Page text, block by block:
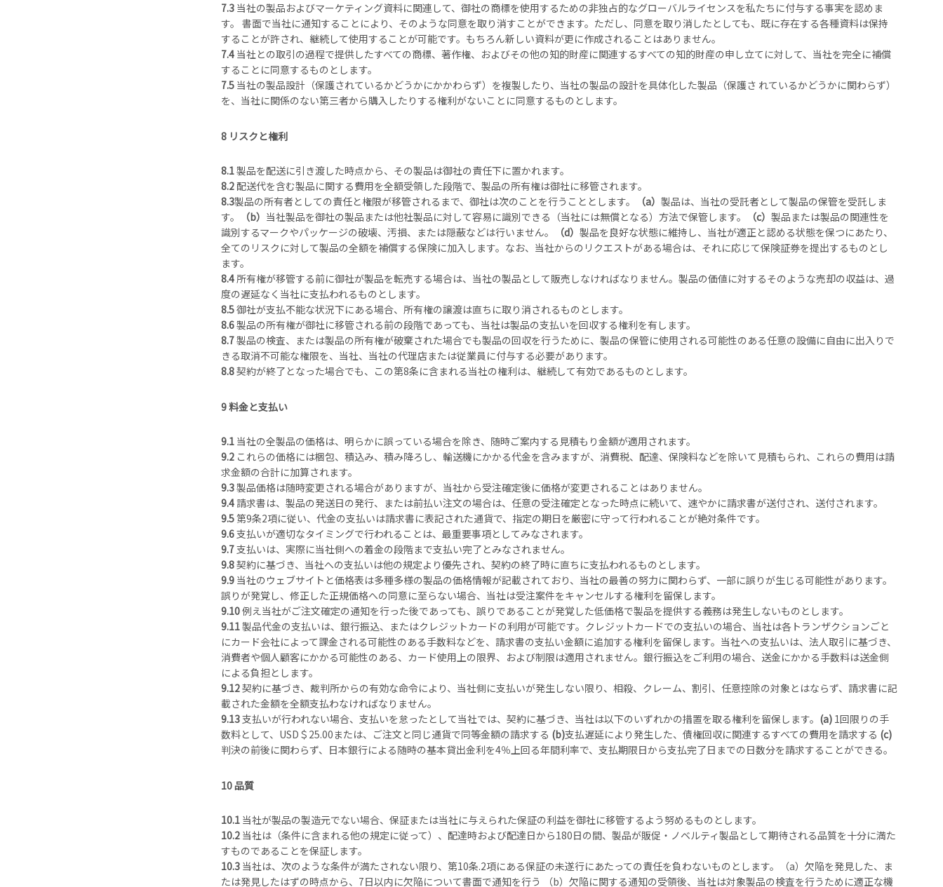
7.3 当社の製品およびマーケティング資料に関連して、御社の商標を使用するための非独占的なグローバルライセンスを私たちに付与する事実を認めま
す。 書面で当社に通知することにより、そのような同意を取り消すことができます。ただし、同意を取り消したとしても、既に存在する各種資料は保持
することが許され、継続して使用することが可能です。もちろん新しい資料が更に作成されることはありません。
7.4 当社との取引の過程で提供したすべての商標、著作権、およびその他の知的財産に関連するすべての知的財産の申し立てに対して、当社を完全に補償
することに同意するものとします。
7.5 当社の製品設計（保護されているかどうかにかかわらず）を複製したり、当社の製品の設計を具体化した製品（保護さ れているかどうかに関わらず）
を、当社に関係のない第三者から購入したりする権利がないことに同意するものとします。
8 リスクと権利
8.1製品を配送に引き渡した時点から、その製品は御社の責任下に置かれます。
8.2配送代を含む製品に関する費用を全額受領した段階で、製品の所有権は御社に移管されます。
8.3製品の所有者としての責任と権限が移管されるまで、御社は次のことを行うこととします。 （a） 製品は、当社の受託者として製品の保管を受託しま
す。
（b） 当社製品を御社の製品または他社製品に対して容易に識別できる（当社には無償となる）方法で保管します。 （c） 製品または製品の関連性を
識別するマークやパッケージの破壊、汚損、または隠蔽などは行いません。
（d） 製品を良好な状態に維持し、当社が適正と認める状態を保つにあたり、
全てのリスクに対して製品の全額を補償する保険に加入します。なお、当社からのリクエストがある場合は、それに応じて保険証券を提出するものとし
ます。
8.4所有権が移管する前に御社が製品を転売する場合は、当社の製品として販売しなければなりません。製品の価値に対するそのような売却の収益は、過
度の遅延なく当社に支払われるものとします。
8.5御社が支払不能な状況下にある場合、所有権の譲渡は直ちに取り消されるものとします。
8.6製品の所有権が御社に移管される前の段階であっても、当社は製品の支払いを回収する権利を有します。
8.7製品の検査、または製品の所有権が破棄された場合でも製品の回収を行うために、製品の保管に使用される可能性のある任意の設備に自由に出入りで
きる取消不可能な権限を、当社、当社の代理店または従業員に付与する必要があります。
8.8契約が終了となった場合でも、この第8条に含まれる当社の権利は、継続して有効であるものとします。
9料金と支払い
9.1 当社の全製品の価格は、明らかに誤っている場合を除き、随時ご案内する見積もり金額が適用されます。
9.2 これらの価格には梱包、積込み、積み降ろし、輸送機にかかる代金を含みますが、消費税、配達、保険料などを除いて見積もられ、これらの費用は請
求金額の合計に加算されます。
9.3製品価格は随時変更される場合がありますが、当社から受注確定後に価格が変更されることはありません。
9.4請求書は、製品の発送日の発行、または前払い注文の場合は、任意の受注確定となった時点に続いて、速やかに請求書が送付され、送付されます。
9.5第9条2項に従い、代金の支払いは請求書に表記された通貨で、指定の期日を厳密に守って行われることが絶対条件です。
9.6支払いが適切なタイミングで行われることは、最重要事項としてみなされます。
9.7支払いは、実際に当社側への着金の段階まで支払い完了とみなされません。
9.8契約に基づき、当社への支払いは他の規定より優先され、契約の終了時に直ちに支払われるものとします。
9.9 当社のウェブサイトと価格表は多種多様の製品の価格情報が記載されており、当社の最善の努力に関わらず、一部に誤りが生じる可能性があります。
誤りが発覚し、修正した正規価格への同意に至らない場合、当社は受注案件をキャンセルする権利を留保します。
9.10例え当社がご注文確定の通知を行った後であっても、誤りであることが発覚した低価格で製品を提供する義務は発生しないものとします。
9.11製品代金の支払いは、銀行振込、またはクレジットカードの利用が可能です。クレジットカードでの支払いの場合、当社は各トランザクションごと
にカード会社によって課金される可能性のある手数料などを、請求書の支払い金額に追加する権利を留保します。当社への支払いは、法人取引に基づき、
消費者や個人顧客にかかる可能性のある、カード使用上の限界、および制限は適用されません。銀行振込をご利用の場合、送金にかかる手数料は送金側
による負担とします。
9.12契約に基づき、裁判所からの有効な命令により、当社側に支払いが発生しない限り、相殺、クレーム、割引、任意控除の対象とはならず、請求書に記
載された金額を全額支払わなければなりません。
9.13支払いが行われない場合、支払いを怠ったとして当社では、契約に基づき、当社は以下のいずれかの措置を取る権利を留保します。 (a) 1回限りの手
数料として、USD＄25.00または、ご注文と同じ通貨で同等金額の請求する (b)支払遅延により発生した、債権回収に関連するすべての費用を請求する (c)
判決の前後に関わらず、日本銀行による随時の基本貸出金利を4％上回る年間利率で、支払期限日から支払完了日までの日数分を請求することができる。
10 品質
10.1 当社が製品の製造元でない場合、保証または当社に与えられた保証の利益を御社に移管するよう努めるものとします。
10.2 当社は（条件に含まれる他の規定に従って）、配達時および配達日から180日の間、製品が販促・ノベルティ製品として期待される品質を十分に満た
すものであることを保証します。
10.3 当社は、次のような条件が満たされない限り、第10条.2項にある保証の未遂行にあたっての責任を負わないものとします。（a）欠陥を発見した、ま
たは発見したはずの時点から、7日以内に欠陥について書面で通知を行う （b）欠陥に関する通知の受領後、当社は対象製品の検査を行うために適正な機